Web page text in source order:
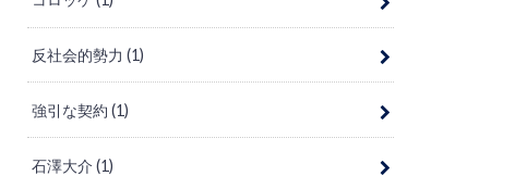
反社会的勢力(1)
強引な契約(1)
石澤大介(1)